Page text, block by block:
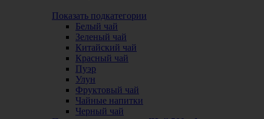
Показать подкатегории
Белый чай
Зеленый чай
Китайский чай
Красный чай
Пуэр
Улун
Фруктовый чай
Чайные напитки
Черный чай